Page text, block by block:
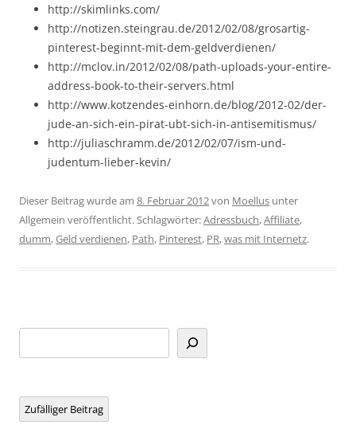
http://skimlinks.com/
http://notizen.steingrau.de/2012/02/08/grosartig-
pinterest-beginnt-mit-dem-geldverdienen/
http://mclov.in/2012/02/08/path-uploads-your-entire-
address-book-to-their-servers.html
http://www.kotzendes-einhorn.de/blog/2012-02/der-
jude-an-sich-ein-pirat-ubt-sich-in-antisemitismus/
http://juliaschramm.de/2012/02/07/ism-und-
judentum-lieber-kevin/
Dieser Beitrag wurde am 8. Februar 2012von Moellus unter
Allgemein veröffentlicht. Schlagwörter:Adressbuch,Affiliate,
dumm,Geld verdienen, Path, Pinterest, PR,was mit Internetz.
Zufälliger Beitrag